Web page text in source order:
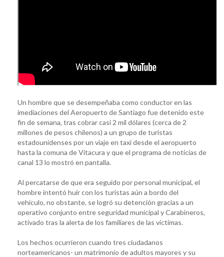
Un hombre que se desempeñaba como conductor en las
imediaciones del Aeropuerto de Santiago fue detenido este
fin de semana, tras cobrar casi 2 mil dólares (cerca de 2
millones de pesos chilenos) a un grupo de turistas
estadounidenses por un viaje en taxi desde el aeropuerto
hasta la comuna de Vitacura y que el programa de noticias de
canal 13 lo mostró en pantalla.
Al percatarse de que era seguido por personal municipal, el
hombre intentó huir con los turistas aún a bordo del
vehículo, no obstante, se logró su detención gracias a un
operativo conjunto entre seguridad municipal y Carabineros,
activado tras la alerta de los familiares de las víctimas.
Los hechos ocurrieron cuando tres ciudadanos
norteamericanos- un matrimonio de adultos mayores y su